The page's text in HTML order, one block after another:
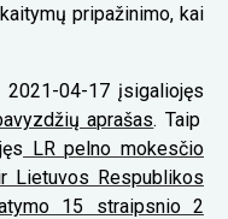
pripažinimo, kai
2021-04-17 įsigaliojęs
aprašas. Taip
LR pelno mokesčio
Lietuvos Respublikos
15 straipsnio 2